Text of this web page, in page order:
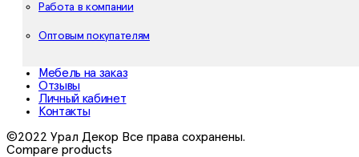
Работа в компании
Оптовым покупателям
Мебель на заказ
Отзывы
Личный кабинет
Контакты
©2022 Урал Декор Все права сохранены.
Compare products